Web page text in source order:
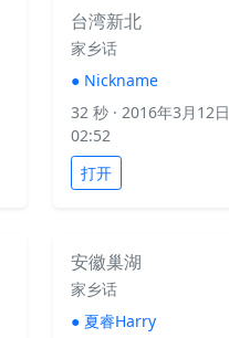
台湾新北
家乡话
● Nickname
32 秒 · 2016年3月12日
02:52
打开
安徽巢湖
家乡话
● 夏睿Harry